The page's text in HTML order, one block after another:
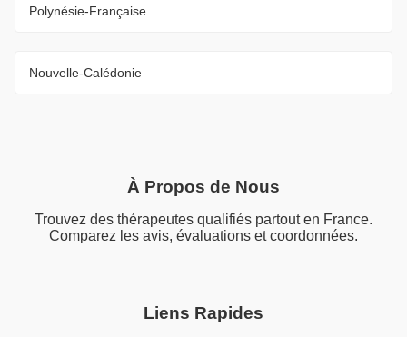
Polynésie-Française
Nouvelle-Calédonie
À Propos de Nous
Trouvez des thérapeutes qualifiés partout en France.
Comparez les avis, évaluations et coordonnées.
Liens Rapides